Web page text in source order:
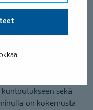
Oma lajitaustani
kiipeily, mailapelit
juoksukoulujen
sekä
on kokemusta